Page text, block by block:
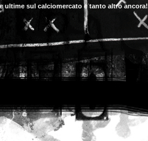
ultime sul calciomercato e tanto altro ancora!